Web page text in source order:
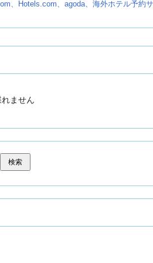
、Hotels.com、agoda、海外ホテル予約
ません